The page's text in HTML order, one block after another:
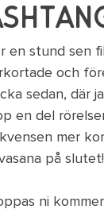
en stund sen
och
sedan, där
en del
mer
på slutet!
ni